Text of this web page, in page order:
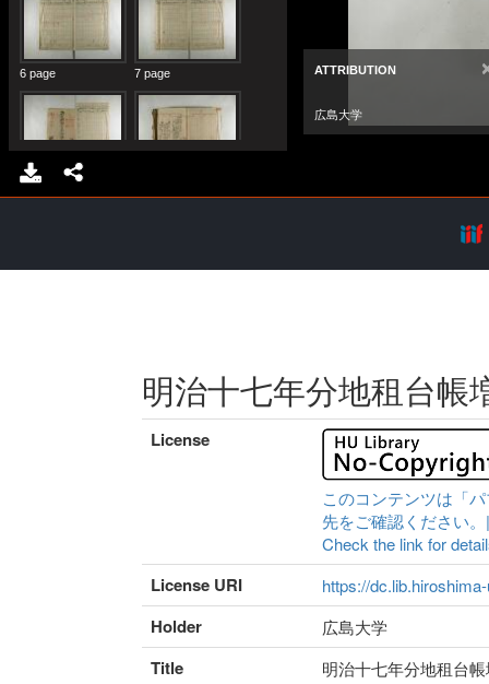
明治十七年分地租台
License
このコンテンツは「
先をご確認ください
Check the link for
License URI https://
Holder 広島大学
Title 明治十七年分地租台